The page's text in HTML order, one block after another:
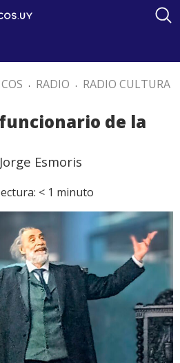
. RADIO . RADIO CULTURA
de la
Esmoris
< 1 minuto